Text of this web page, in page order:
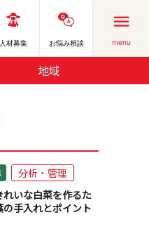
人材募集 お悩み相談 menu
地域
分析・管理
れいな白菜を作るた
の手入れとポイント